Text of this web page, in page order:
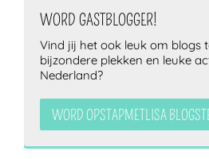
WORD GASTBLOGGER!
Vind jij het ook leuk om blogs
bijzondere plekken en leuke
Nederland?
WORD OPSTAPMETLISA